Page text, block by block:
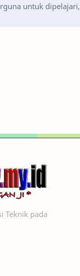
untuk dipelajari,
Teknik pada